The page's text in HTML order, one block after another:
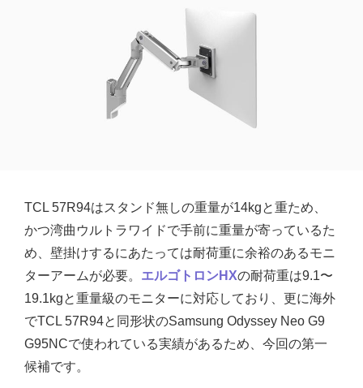
TCL 57R94はスタンド無しの重量が14kgと重ため、
かつ湾曲ウルトラワイドで手前に重量が寄っているた
め、壁掛けするにあたっては耐荷重に余裕のあるモニ
ターアームが必要。 エルゴトロンHXの耐荷重は9.1〜
19.1kgと重量級のモニターに対応しており、更に海外
でTCL 57R94と同形状のSamsung Odyssey Neo G9
G95NCで使われている実績があるため、今回の第一
候補です。